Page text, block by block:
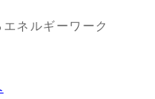
ネルギーワーク